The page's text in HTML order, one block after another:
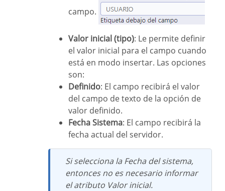
campo.
Valor inicial (tipo): Le permite definir
el valor inicial para el campo cuando
está en modo insertar. Las opciones
son:
Definido: El campo recibirá el valor
del campo de texto de la opción de
valor definido.
Fecha Sistema: El campo recibirá la
fecha actual del servidor.
Si selecciona la Fecha del sistema,
entonces no es necesario informar
el atributo Valor inicial.